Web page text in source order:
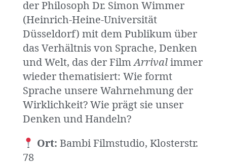
der Philosoph Dr. Simon Wimmer
(Heinrich-Heine-Universität
Düsseldorf) mit dem Publikum über
das Verhältnis von Sprache, Denken
und Welt, das der FilmArrival immer
wieder thematisiert: Wie formt
Sprache unsere Wahrnehmung der
Wirklichkeit? Wie prägt sie unser
Denken und Handeln?
Ort: Bambi Filmstudio, Klosterstr.
78